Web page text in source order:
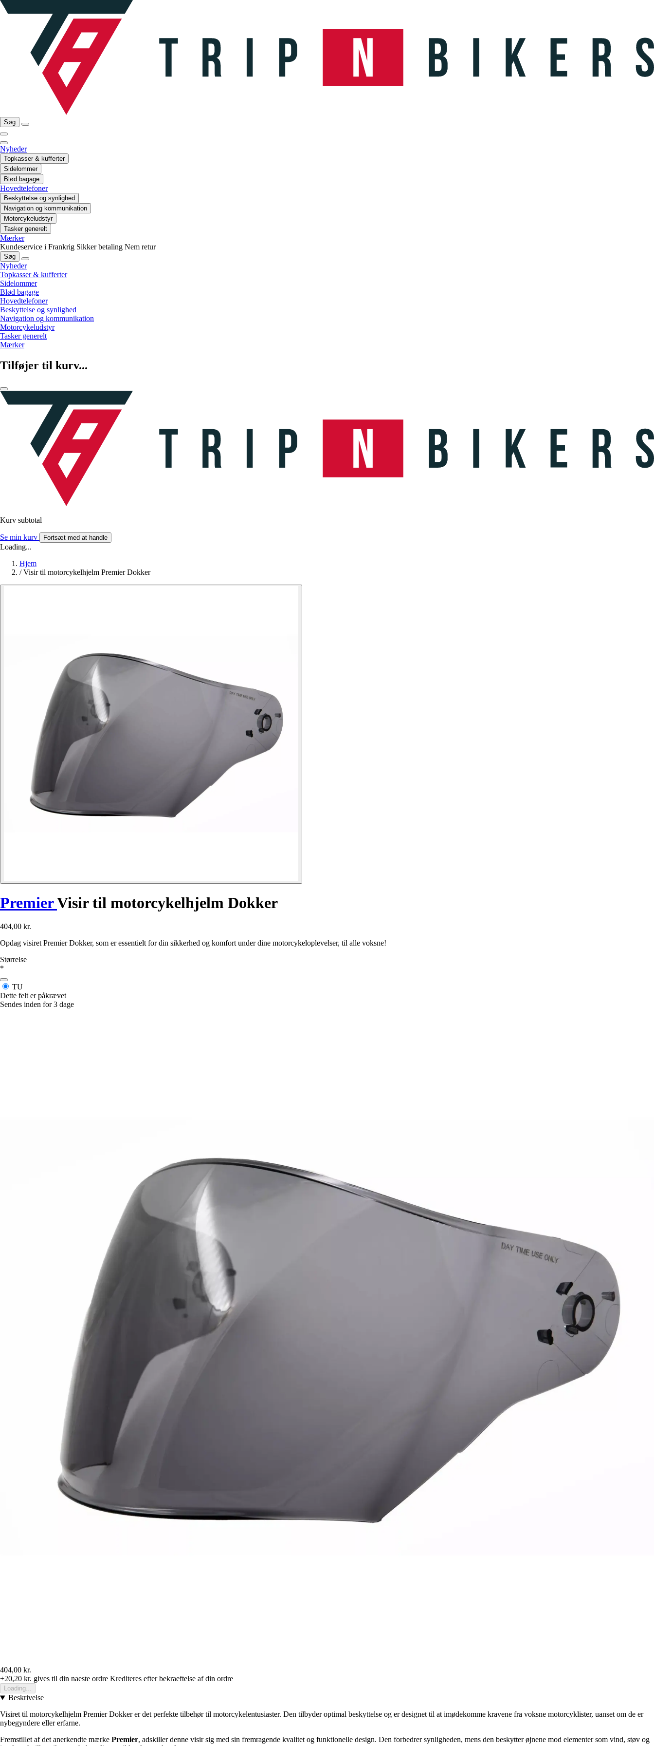
Søg
Nyheder
Topkasser & kufferter
Sidelommer
Blød bagage
Hovedtelefoner
Beskyttelse og synlighed
Navigation og kommunikation
Motorcykeludstyr
Tasker generelt
Mærker
Kundeservice i Frankrig Sikker betaling Nem retur
Søg
Nyheder
Topkasser & kufferter
Sidelommer
Blød bagage
Hovedtelefoner
Beskyttelse og synlighed
Navigation og kommunikation
Motorcykeludstyr
Tasker generelt
Mærker
Tilføjer til kurv...
Kurv subtotal
Se min kurv Fortsæt med at handle
Loading...
Hjem
/ Visir til motorcykelhjelm Premier Dokker
PremierVisir til motorcykelhjelm Dokker
404,00 kr.
Opdag visiret Premier Dokker, som er essentielt for din sikkerhed og komfort under dine motorcykeloplevelser, til alle voksne!
Størrelse
*
TU
Dette felt er påkrævet
Sendes inden for 3 dage
404,00 kr.
+20,20 kr. gives til din naeste ordre Krediteres efter bekraeftelse af din ordre
Loading...
Beskrivelse
Visiret til motorcykelhjelm Premier Dokker er det perfekte tilbehør til motorcykelentusiaster. Den tilbyder optimal beskyttelse og er designet til at imødekomme kravene fra voksne motorcyklister, uanset om de er
nybegyndere eller erfarne.
Fremstillet af det anerkendte mærke Premier, adskiller denne visir sig med sin fremragende kvalitet og funktionelle design. Den forbedrer synligheden, mens den beskytter øjnene mod elementer som vind, støv og